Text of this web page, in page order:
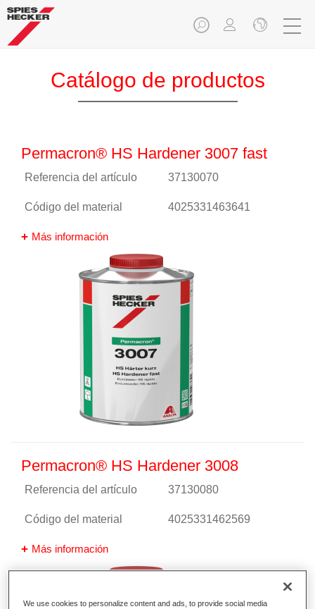
Catálogo de productos
Permacron® HS Hardener 3007 fast
Referencia del artículo 37130070
Código del material 4025331463641
Más información
Permacron® HS Hardener 3008
Referencia del artículo 37130080
Código del material 4025331462569
Más información
We use cookies to personalize content and ads, to provide social media